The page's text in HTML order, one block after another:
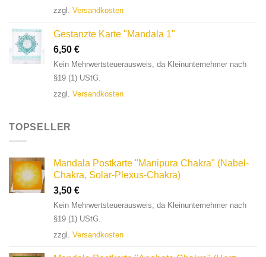
zzgl. Versandkosten
Gestanzte Karte "Mandala 1"
6,50 €
Kein Mehrwertsteuerausweis, da Kleinunternehmer nach
§19 (1) UStG.
zzgl. Versandkosten
TOPSELLER
Mandala Postkarte "Manipura Chakra" (Nabel-
Chakra, Solar-Plexus-Chakra)
3,50 €
Kein Mehrwertsteuerausweis, da Kleinunternehmer nach
§19 (1) UStG.
zzgl. Versandkosten